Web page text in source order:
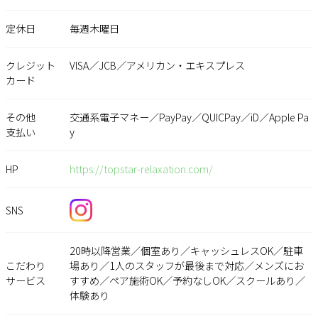
定休日 毎週木曜日
クレジット
カード
VISA／JCB／アメリカン・エキスプレス
その他
支払い
交通系電子マネー／PayPay／QUICPay／iD／Apple Pa
y
HP https://topstar-relaxation.com/
SNS
こだわり
サービス
20時以降営業／個室あり／キャッシュレスOK／駐車
場あり／1人のスタッフが最後まで対応／メンズにお
すすめ／ペア施術OK／予約なしOK／スクールあり／
体験あり